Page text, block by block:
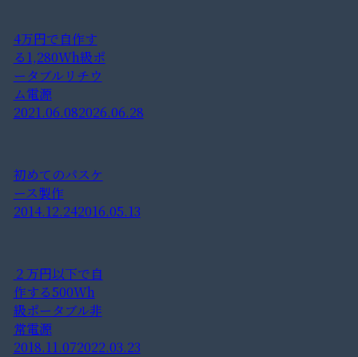
4万円で自作す
る1,280Wh級ポ
ータブルリチウ
ム電源
2021.06.082026.06.28
初めてのパスケ
ース製作
2014.12.242016.05.13
２万円以下で自
作する500Wh
級ポータブル非
常電源
2018.11.072022.03.23